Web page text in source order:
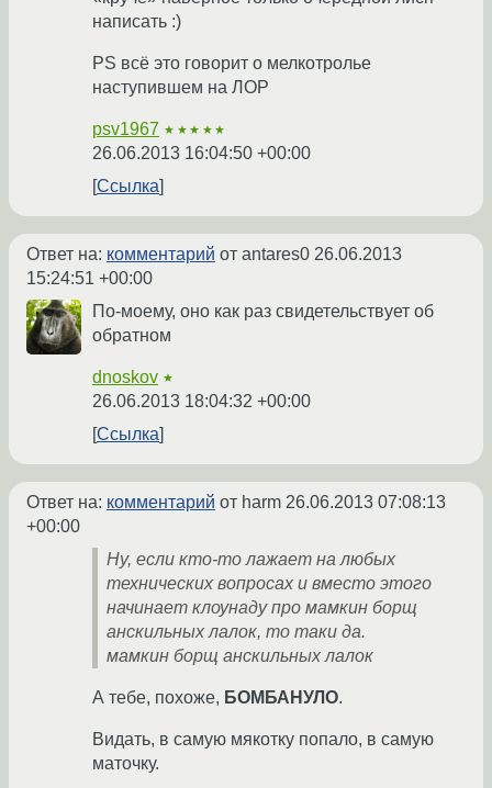
написать :)
PS всё это говорит о мелкотролье
наступившем на ЛОР
psv1967 ★★★★★
26.06.2013 16:04:50 +00:00
Ссылка
Ответ на: комментарий от antares0 26.06.2013
15:24:51 +00:00
По-моему, оно как раз свидетельствует об
обратном
dnoskov ★
26.06.2013 18:04:32 +00:00
Ссылка
Ответ на: комментарий от harm 26.06.2013 07:08:13
+00:00
Ну, если кто-то лажает на любых
технических вопросах и вместо этого
начинает клоунаду про мамкин борщ
анскильных лалок, то таки да.
мамкин борщ анскильных лалок
А тебе, похоже, БОМБАНУЛО.
Видать, в самую мякотку попало, в самую
маточку.